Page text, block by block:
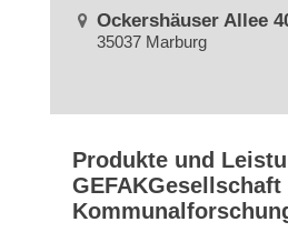
Ockershäuser Allee
35037 Marburg
Produkte und